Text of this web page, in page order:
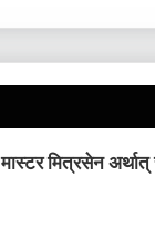
मास्टर मित्रसेन